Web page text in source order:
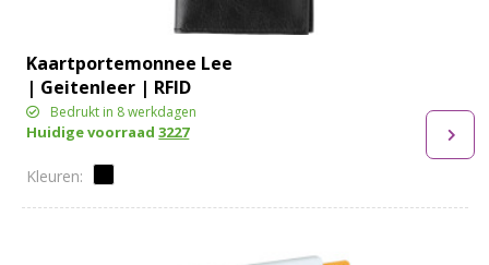
Kaartportemonnee Lee
| Geitenleer | RFID
Bedrukt in 8 werkdagen
Huidige voorraad3227